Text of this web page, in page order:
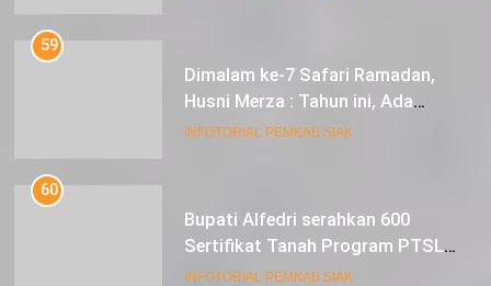
59
Dimalam ke-7 Safari Ramadan,
Husni Merza : Tahun ini, Ada
Perbaikan Jalan Lintas Siak ke
INFOTORIAL PEMKAB SIAK
60
Bupati Alfedri serahkan 600
Sertifikat Tanah Program PTSL
kepada Masyarakat Tualang
INFOTORIAL PEMKAB SIAK